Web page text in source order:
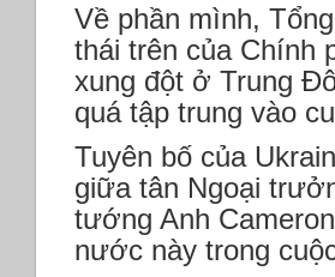
Về phần mình,
thái trên của Chính
xung đột ở Trung
quá tập trung vào
Tuyên bố của
giữa tân Ngoại
tướng Anh
nước này trong